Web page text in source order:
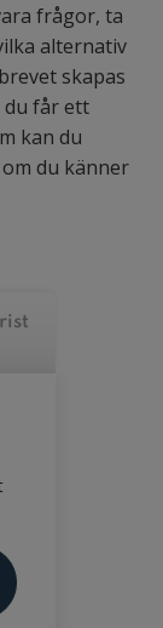
frågor, ta
alternativ
skapas
du får ett
kan du
du känner